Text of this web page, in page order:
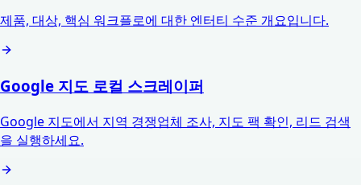
제품, 대상, 핵심 워크플로에 대한 엔터티 수준 개요입니다.
Google 지도 로컬 스크레이퍼
Google 지도에서 지역 경쟁업체 조사, 지도 팩 확인, 리드 검색
을 실행하세요.